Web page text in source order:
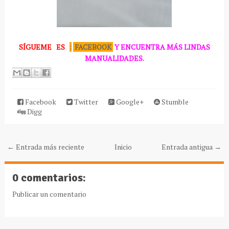
SÍGUEME ES : FACEBOOK Y ENCUENTRA MÁS LINDAS
MANUALIDADES.
Facebook Twitter Google+
Stumble
Digg
← Entrada más reciente Entrada antigua →
Inicio
0 comentarios:
Publicar un comentario